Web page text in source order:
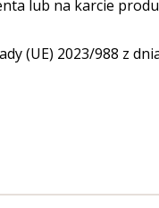
lub na karcie
(UE) 2023/988 z